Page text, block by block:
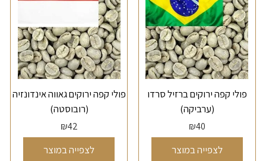
פולי קפה ירוקים ברזיל סרדו
(ערביקה)
₪40
לצפייה במוצר
פולי קפה ירוקים גאווה אינדונזיה
(רובוסטה)
₪42
לצפייה במוצר